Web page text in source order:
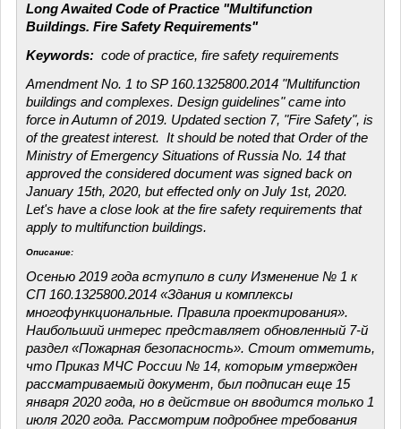
Long Awaited Code of Practice "Multifunction
Buildings. Fire Safety Requirements"
Keywords: code of practice, fire safety requirements
Amendment No. 1 to SP 160.1325800.2014 "Multifunction
buildings and complexes. Design guidelines" came into
force in Autumn of 2019. Updated section 7, "Fire Safety", is
of the greatest interest. It should be noted that Order of the
Ministry of Emergency Situations of Russia No. 14 that
approved the considered document was signed back on
January 15th, 2020, but effected only on July 1st, 2020.
Let's have a close look at the fire safety requirements that
apply to multifunction buildings.
Описание:
Осенью 2019 года вступило в силу Изменение № 1 к
СП 160.1325800.2014 «Здания и комплексы
многофункциональные. Правила проектирования».
Наибольший интерес представляет обновленный 7-й
раздел «Пожарная безопасность». Стоит отметить,
что Приказ МЧС России № 14, которым утвержден
рассматриваемый документ, был подписан еще 15
января 2020 года, но в действие он вводится только 1
июля 2020 года. Рассмотрим подробнее требования